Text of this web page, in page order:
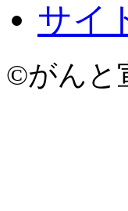
サイ
©がんと